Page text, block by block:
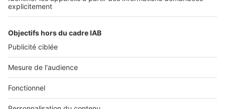
Politique Générale de Protection des Données
Charte éditeur
Paramétrer mes cookies